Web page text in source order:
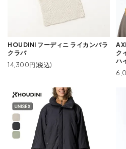
HOUDINI フーディニ ライカンバラ
クラバ
14,300円(税込)
ク
ハ